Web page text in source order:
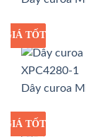
GIÁ SỈ
GIÁ TỐT
Dây curoa
GIÁ SỈ
GIÁ TỐT